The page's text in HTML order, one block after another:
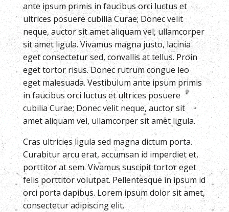
ante ipsum primis in faucibus orci luctus et
ultrices posuere cubilia Curae; Donec velit
neque, auctor sit amet aliquam vel, ullamcorper
sit amet ligula. Vivamus magna justo, lacinia
eget consectetur sed, convallis at tellus. Proin
eget tortor risus. Donec rutrum congue leo
eget malesuada. Vestibulum ante ipsum primis
in faucibus orci luctus et ultrices posuere
cubilia Curae; Donec velit neque, auctor sit
amet aliquam vel, ullamcorper sit amet ligula.
Cras ultricies ligula sed magna dictum porta.
Curabitur arcu erat, accumsan id imperdiet et,
porttitor at sem. Vivamus suscipit tortor eget
felis porttitor volutpat. Pellentesque in ipsum id
orci porta dapibus. Lorem ipsum dolor sit amet,
consectetur adipiscing elit.